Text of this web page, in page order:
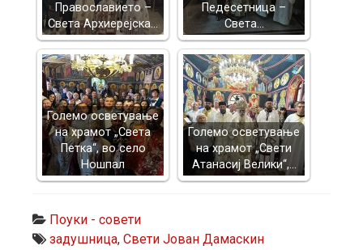
Православието –
Света Архиерејска…
Педесетница –
Света…
Големо осветување
на храмот „Света
Петка“, во село
Ношпал
Големо осветување
на храмот „Свети
Атанасиј Велики“,…
Поуки - совети
задушница, Свети Јован Дамаскин